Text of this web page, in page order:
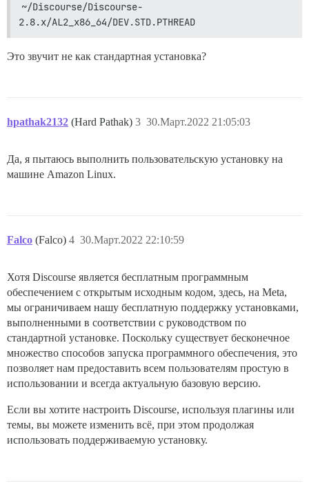
{{#conditional-loading-spinner
          <div class="emojis-container">
<div class="section recent" data-
                <div class="section-group">
                  {{#each recentEmojis as |emoji|}}
                </div>
              </div>
{{#each-in customEmojis as |group
                  <span class="title">
{{i18n (concat "emoji_picker."
                  </span>
                </div>
                {{#if emojis.length}}
                  <div class="section-group">
                    {{#each emojis as |emoji|}}
<img title={{emoji.code}}
                    {{/each}}
                  </div>
              </div>
            {{/each-in}}
          </div>
~/Discourse/Discourse-
2.8.x/AL2_x86_64/DEV.STD.PTHREAD
Это звучит не как стандартная установка?
hpathak2132 (Hard Pathak) 30.Март.2022 21:05:03
3
Да, я пытаюсь выполнить пользовательскую установку на
машине Amazon Linux.
Falco (Falco) 30.Март.2022 22:10:59
4
Хотя Discourse является бесплатным программным
обеспечением с открытым исходным кодом, здесь, на Meta,
мы ограничиваем нашу бесплатную поддержку установками,
выполненными в соответствии с руководством по
стандартной установке. Поскольку существует бесконечное
множество способов запуска программного обеспечения, это
позволяет нам предоставить всем пользователям простую в
использовании и всегда актуальную базовую версию.
Если вы хотите настроить Discourse, используя плагины или
темы, вы можете изменить всё, при этом продолжая
использовать поддерживаемую установку.